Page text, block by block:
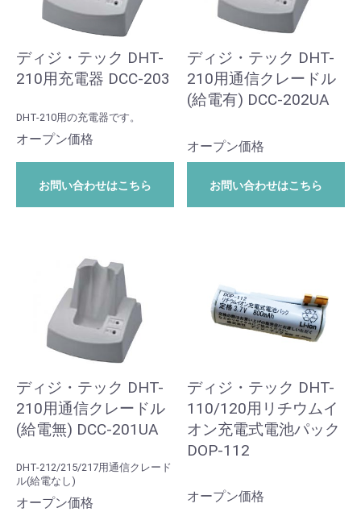
ディジ・テック DHT-
210用充電器 DCC-203
DHT-210用の充電器です。
オープン価格
お問い合わせはこちら
ディジ・テック DHT-
210用通信クレードル
(給電有) DCC-202UA
オープン価格
お問い合わせはこちら
ディジ・テック DHT-
210用通信クレードル
(給電無) DCC-201UA
DHT-212/215/217用通信クレード
ル(給電なし)
オープン価格
ディジ・テック DHT-
110/120用リチウムイ
オン充電式電池パック
DOP-112
オープン価格